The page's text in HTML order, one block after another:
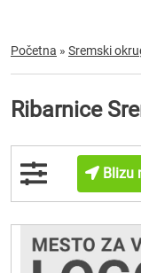
Početna » Sremski
Ribarnice
Blizu